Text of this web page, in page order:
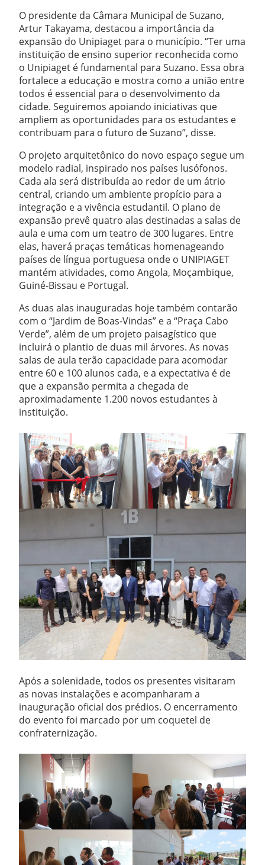
O presidente da Câmara Municipal de Suzano,
Artur Takayama, destacou a importância da
expansão do Unipiaget para o município. “Ter uma
instituição de ensino superior reconhecida como
o Unipiaget é fundamental para Suzano. Essa obra
fortalece a educação e mostra como a união entre
todos é essencial para o desenvolvimento da
cidade. Seguiremos apoiando iniciativas que
ampliem as oportunidades para os estudantes e
contribuam para o futuro de Suzano”, disse.
O projeto arquitetônico do novo espaço segue um
modelo radial, inspirado nos países lusófonos.
Cada ala será distribuída ao redor de um átrio
central, criando um ambiente propício para a
integração e a vivência estudantil. O plano de
expansão prevê quatro alas destinadas a salas de
aula e uma com um teatro de 300 lugares. Entre
elas, haverá praças temáticas homenageando
países de língua portuguesa onde o UNIPIAGET
mantém atividades, como Angola, Moçambique,
Guiné-Bissau e Portugal.
As duas alas inauguradas hoje também contarão
com o “Jardim de Boas-Vindas” e a “Praça Cabo
Verde”, além de um projeto paisagístico que
incluirá o plantio de duas mil árvores. As novas
salas de aula terão capacidade para acomodar
entre 60 e 100 alunos cada, e a expectativa é de
que a expansão permita a chegada de
aproximadamente 1.200 novos estudantes à
instituição.
Após a solenidade, todos os presentes visitaram
as novas instalações e acompanharam a
inauguração oficial dos prédios. O encerramento
do evento foi marcado por um coquetel de
confraternização.